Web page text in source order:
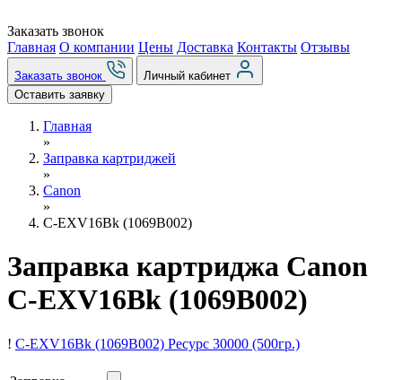
Заказать звонок
Главная О компании Цены Доставка Контакты Отзывы
Заказать звонок
Личный кабинет
Оставить заявку
Главная
»
Заправка картриджей
»
Canon
»
C-EXV16Bk (1069B002)
Заправка картриджа Canon
C-EXV16Bk (1069B002)
! C-EXV16Bk (1069B002) Ресурс 30000 (500гр.)